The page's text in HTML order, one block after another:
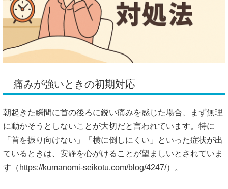
痛みが強いときの初期対応
朝起きた瞬間に首の後ろに鋭い痛みを感じた場合、まず無理
に動かそうとしないことが大切だと言われています。特に
「首を振り向けない」「横に倒しにくい」といった症状が出
ているときは、安静を心がけることが望ましいとされていま
す（ https://kumanomi-seikotu.com/blog/4247/）。